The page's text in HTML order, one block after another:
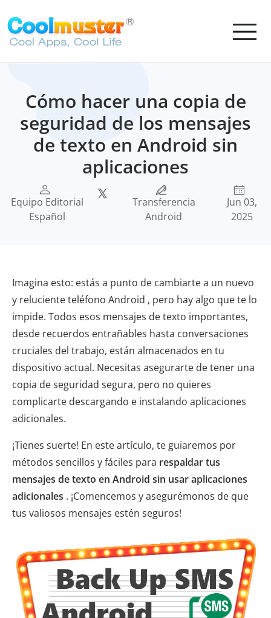
Cómo hacer una copia de
seguridad de los mensajes
de texto en Android sin
aplicaciones
Equipo Editorial
Español
Transferencia
Android
Jun 03,
2025
Imagina esto: estás a punto de cambiarte a un nuevo
y reluciente teléfono Android , pero hay algo que te lo
impide. Todos esos mensajes de texto importantes,
desde recuerdos entrañables hasta conversaciones
cruciales del trabajo, están almacenados en tu
dispositivo actual. Necesitas asegurarte de tener una
copia de seguridad segura, pero no quieres
complicarte descargando e instalando aplicaciones
adicionales.
¡Tienes suerte! En este artículo, te guiaremos por
métodos sencillos y fáciles para respaldar tus
mensajes de texto en Android sin usar aplicaciones
adicionales . ¡Comencemos y asegurémonos de que
tus valiosos mensajes estén seguros!